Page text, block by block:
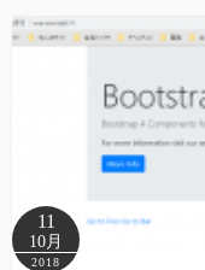
11
10月
2018